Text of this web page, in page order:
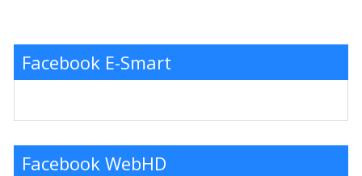
Facebook E-Smart
Facebook WebHD